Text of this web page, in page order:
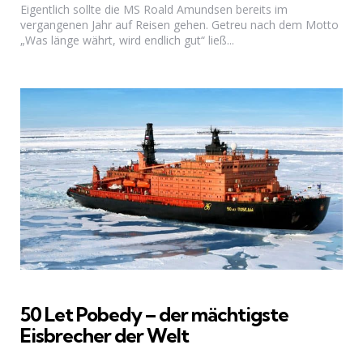
Eigentlich sollte die MS Roald Amundsen bereits im
vergangenen Jahr auf Reisen gehen. Getreu nach dem Motto
„Was länge währt, wird endlich gut“ ließ...
50 Let Pobedy – der mächtigste
Eisbrecher der Welt